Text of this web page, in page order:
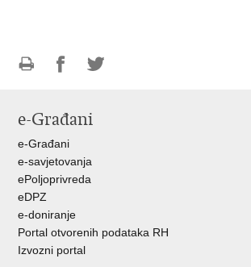
FacebookuTwitteru
e-Građani
e-Građani
e-savjetovanja
ePoljoprivreda
eDPZ
e-doniranje
Portal otvorenih podataka RH
Izvozni portal